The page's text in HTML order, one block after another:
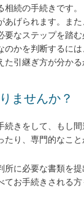
続の手続きです。
げられます。ま
なステップを踏む
かを判断するに
引継ぎ方が分かる
ませんか？
きをして、もし
り、専門的なこと
に必要な書類を提
お手続きされる